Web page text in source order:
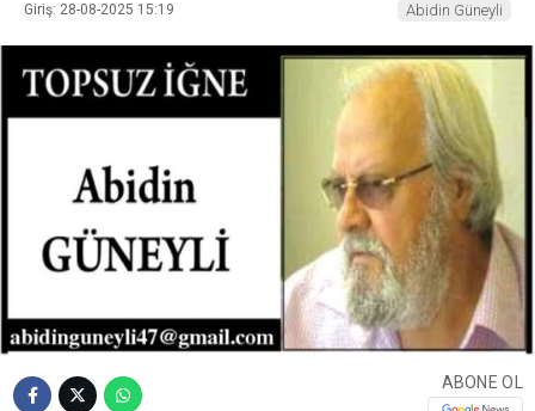
Giriş: 28-08-2025 15:19 Abidin Güneyli
ABONE OL